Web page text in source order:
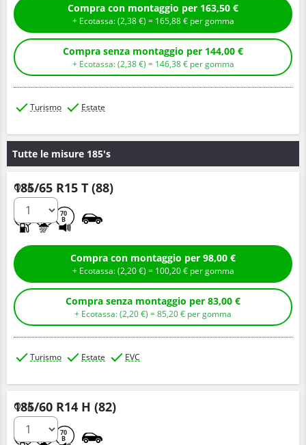
Compra con montaggio per 163,50 €
+ Ecotassa: (2,38€ ) = 165,88€ per gomma
Compra senza montaggio per 144,00 €
+ Ecotassa: (2,38€ ) = 146,38€ per gomma
Turismo Estate
Tutte le misure 185's
185/65 R15 T (88)
70
B
Q.tà
Compra con montaggio per 98,00 €
+ Ecotassa: (2,20€ ) = 100,20€ per gomma
Compra senza montaggio per 83,00 €
+ Ecotassa: (2,20€ ) =85,20€ per gomma
Turismo Estate EVC
185/60 R14 H (82)
70
B
Q.tà